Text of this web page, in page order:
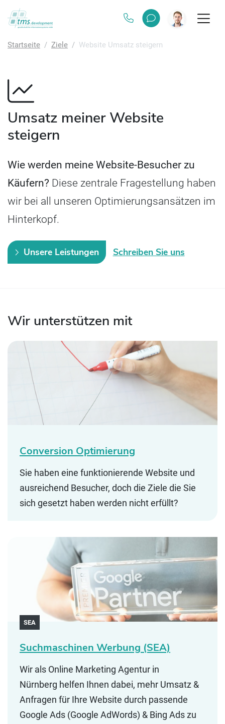
Startseite Ziele Website Umsatz steigern
Umsatz meiner Website
steigern
Wie werden meine Website-Besucher zu
Käufern? Diese zentrale Fragestellung haben
wir bei all unseren Optimierungsansätzen im
Hinterkopf.
Unsere Leistungen Schreiben Sie uns
Wir unterstützen mit
Conversion Optimierung
Sie haben eine funktionierende Website und
ausreichend Besucher, doch die Ziele die Sie
sich gesetzt haben werden nicht erfüllt?
SEA
Suchmaschinen Werbung (SEA)
Wir als Online Marketing Agentur in
Nürnberg helfen Ihnen dabei, mehr Umsatz &
Anfragen für Ihre Website durch passende
Google Ads (Google AdWords) & Bing Ads zu